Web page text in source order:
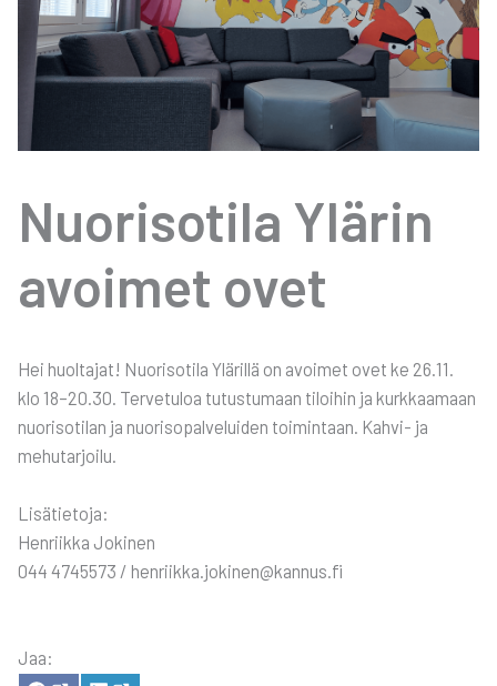
Nuo­ri­so­ti­la Ylä­rin
avoi­met ovet
Hei huol­ta­jat! Nuo­ri­so­ti­la Ylä­ril­lä on avoi­met ovet ke 26.11.
klo 18–20.30. Ter­ve­tu­loa tutus­tu­maan tiloi­hin ja kurk­kaa­maan
nuo­ri­so­ti­lan ja nuo­ri­so­pal­ve­lui­den toi­min­taan. Kah­vi- ja
mehu­tar­joi­lu.
Lisä­tie­to­ja:
Hen­riik­ka Joki­nen
044 4745573 / henriikka.jokinen@kannus.fi
Jaa: